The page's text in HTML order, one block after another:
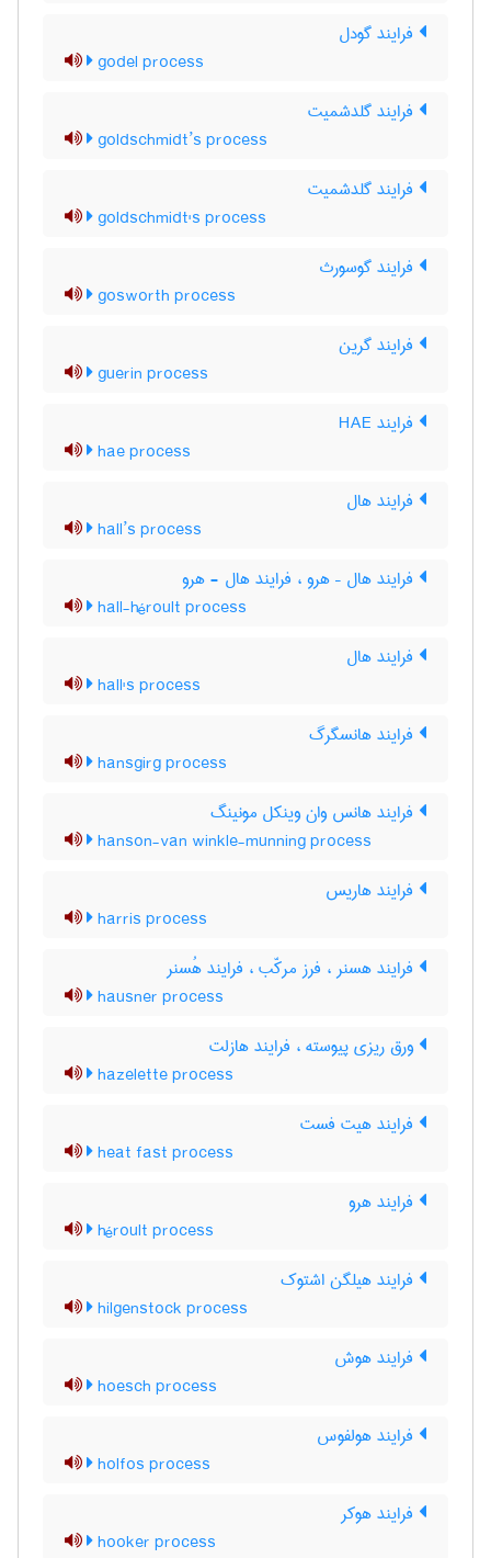
فرایند گودل
godel process
فرایند گلدشمیت
goldschmidt’s process
فرایند گلدشمیت
goldschmidt's process
فرایند گوسورث
gosworth process
فرایند گرین
guerin process
فرایند HAE
hae process
فرایند هال
hall’s process
فرایند هال – هرو ، فرایند هال - هرو
hall-héroult process
فرایند هال
hall's process
فرایند هانسگرگ
hansgirg process
فرایند هانس وان وینکل مونینگ
hanson-van winkle-munning process
فرایند هاریس
harris process
فرایند هسنر ، فرز مرکّب ، فرایند هُسنر
hausner process
ورق ریزی پیوسته ، فرایند هازلت
hazelette process
فرایند هیت فست
heat fast process
فرایند هرو
héroult process
فرایند هیلگن اشتوک
hilgenstock process
فرایند هوش
hoesch process
فرایند هولفوس
holfos process
فرایند هوکر
hooker process